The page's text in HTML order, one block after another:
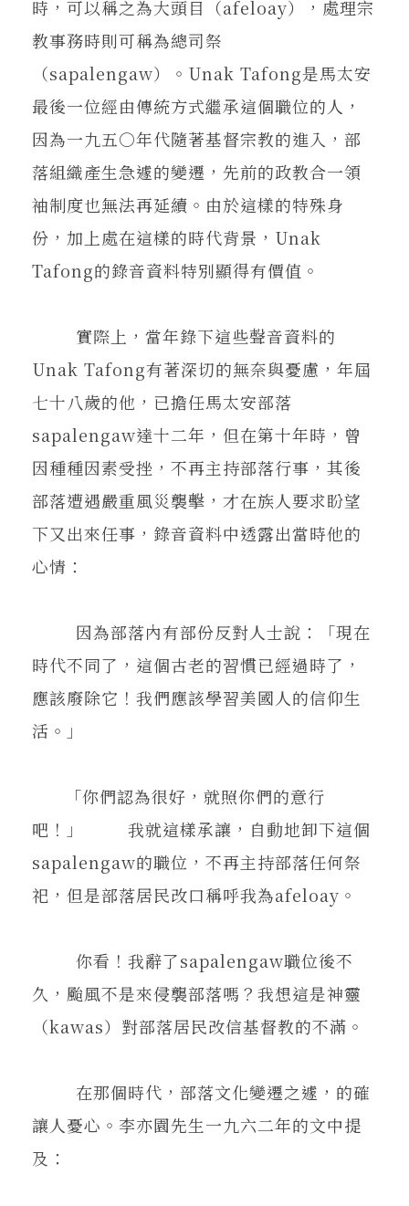
時，可以稱之為大頭目（afeloay），處理宗
教事務時則可稱為總司祭
（sapalengaw）。Unak Tafong是馬太安
最後一位經由傳統方式繼承這個職位的人，
因為一九五○年代隨著基督宗教的進入，部
落組織產生急遽的變遷，先前的政教合一領
袖制度也無法再延續。由於這樣的特殊身
份，加上處在這樣的時代背景，Unak
Tafong的錄音資料特別顯得有價值。
實際上，當年錄下這些聲音資料的
Unak Tafong有著深切的無奈與憂慮，年屆
七十八歲的他，已擔任馬太安部落
sapalengaw達十二年，但在第十年時，曾
因種種因素受挫，不再主持部落行事，其後
部落遭遇嚴重風災襲擊，才在族人要求盼望
下又出來任事，錄音資料中透露出當時他的
心情：
因為部落內有部份反對人士說：「現在
時代不同了，這個古老的習慣已經過時了，
應該廢除它！我們應該學習美國人的信仰生
活。」
「你們認為很好，就照你們的意行
吧！」 我就這樣承讓，自動地卸下這個
sapalengaw的職位，不再主持部落任何祭
祀，但是部落居民改口稱呼我為afeloay。
你看！我辭了sapalengaw職位後不
久，颱風不是來侵襲部落嗎？我想這是神靈
（kawas）對部落居民改信基督教的不滿。
在那個時代，部落文化變遷之遽，的確
讓人憂心。李亦園先生一九六二年的文中提
及：